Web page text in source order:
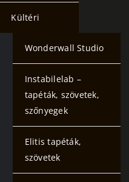
Kültéri
Wonderwall Studio
Instabilelab –
tapéták, szövetek,
szőnyegek
Elitis tapéták,
szövetek